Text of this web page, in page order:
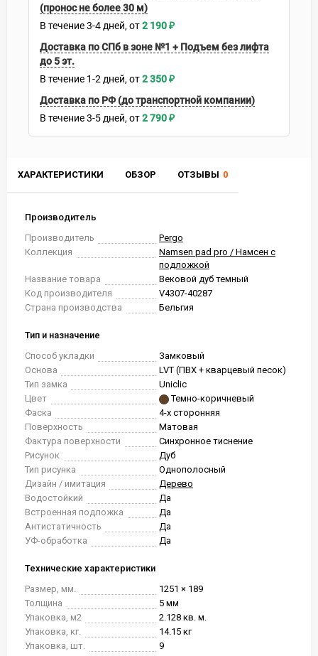
ХАРАКТЕРИСТИКИ ОБЗОР ОТЗЫВЫ 0
Производитель
Производитель
Pergo
Коллекция
Namsen pad pro / Намсен с
подложкой
Название товара
Вековой дуб темный
Код производителя
V4307-40287
Страна производства
Бельгия
Тип и назначение
Способ укладки
Замковый
Основа
LVT (ПВХ + кварцевый песок)
Тип замка
Uniclic
Цвет
Темно-коричневый
Фаска
4-х сторонняя
Поверхность
Матовая
Фактура поверхности
Синхронное тиснение
Рисунок
Дуб
Тип рисунка
Однополосный
Дизайн / имитация
Дерево
Водостойкий
Да
Встроенная подложка
Да
Антистатичность
Да
УФ-обработка
Да
Технические характеристики
Размер, мм.
1251 × 189
Толщина
5 мм
Упаковка, м2
2.128 кв. м.
Упаковка, кг.
14.15 кг
Упаковка, шт.
9
(пронос не более 30 м)
В течение3-4 дней 2 190₽
Доставка по СПб в зоне №1 + Подъем без лифта
до 5 эт.
В течение 1-2 дней 2 350₽
Доставка по РФ (до транспортной компании)
В течение3-5 дней 2 790₽